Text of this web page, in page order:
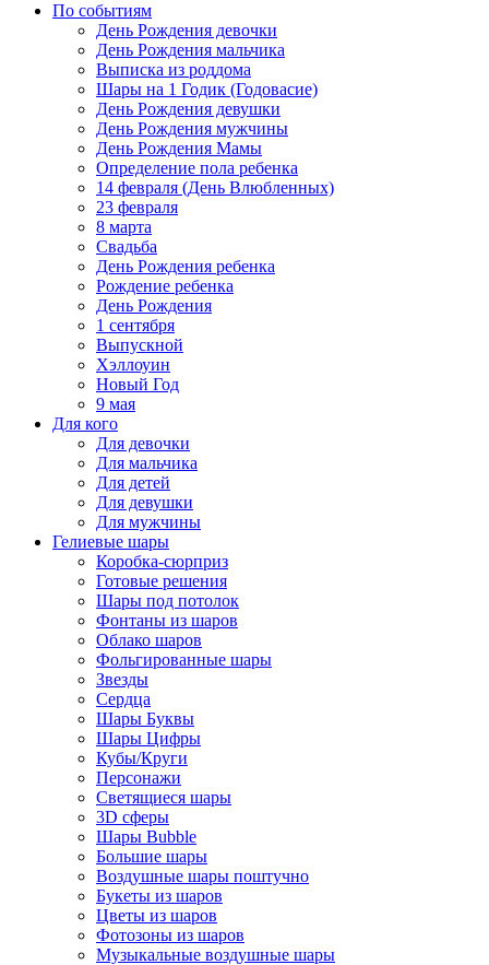
По событиям
День Рождения девочки
День Рождения мальчика
Выписка из роддома
Шары на 1 Годик (Годовасие)
День Рождения девушки
День Рождения мужчины
День Рождения Мамы
Определение пола ребенка
14 февраля (День Влюбленных)
23 февраля
8 марта
Свадьба
День Рождения ребенка
Рождение ребенка
День Рождения
1 сентября
Выпускной
Хэллоуин
Новый Год
9 мая
Для кого
Для девочки
Для мальчика
Для детей
Для девушки
Для мужчины
Гелиевые шары
Коробка-сюрприз
Готовые решения
Шары под потолок
Фонтаны из шаров
Облако шаров
Фольгированные шары
Звезды
Сердца
Шары Буквы
Шары Цифры
Кубы/Круги
Персонажи
Светящиеся шары
3D сферы
Шары Bubble
Большие шары
Воздушные шары поштучно
Букеты из шаров
Цветы из шаров
Фотозоны из шаров
Музыкальные воздушные шары